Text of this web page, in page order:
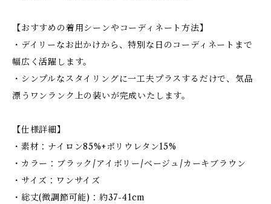
【おすすめの着用シーンやコーディネート方法】
・デイリーなお出かけから、特別な日のコーディネートまで
幅広く活躍します。
・シンプルなスタイリングに一工夫プラスするだけで、気品
漂うワンランク上の装いが完成いたします。
【仕様詳細】
・素材：ナイロン85%+ポリウレタン15%
・カラー：ブラック/アイボリー/ベージュ/カーキブラウン
・サイズ：ワンサイズ
・総丈(微調節可能)：約37-41cm